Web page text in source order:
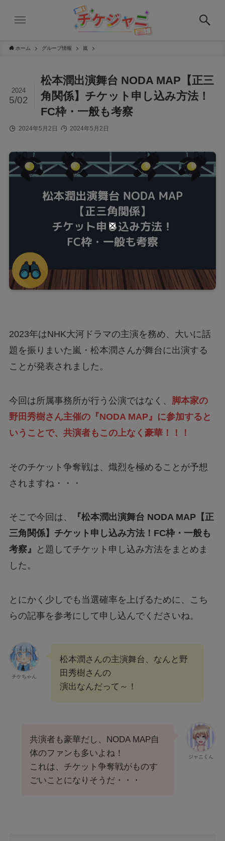
ホーム グループ情報 嵐
松本潤出演舞台 NODA MAP【正三
角関係】チケット申し込み方法！
FC枠・一般も考察
2024
5/02
2024年5月2日 2024年5月2日
2023年はNHK大河ドラマの主演を務め、大いに話
題を振りまいた嵐・松本潤さんが舞台に出演する
ことが発表されました。
今回は所属事務所が行う公演ではなく、 脚本家の
野田秀樹さん主催の『NODA MAP』に参加すると
いうことで、共演者もこの上なく豪華！！！
そのチケット争奪戦は、熾烈を極めることが予想
されますね・・・
そこで今回は、
『松本潤出演舞台 NODA MAP【正
三角関係】チケット申し込み方法！FC枠・一般も
考察』
と題してチケット申し込み方法をまとめま
した。
とにかく少しでも当選確率を上げるために、こち
らの記事を参考にして申し込んでくださいね。
チケちゃん
松本潤さんの主演舞台、なんと野
田秀樹さんの
演出なんだって～！
ジャニくん
共演者も豪華だし、NODA MAP自
体のファンも多いよね！
これは、チケット争奪戦がものす
ごいことになりそうだ・・・